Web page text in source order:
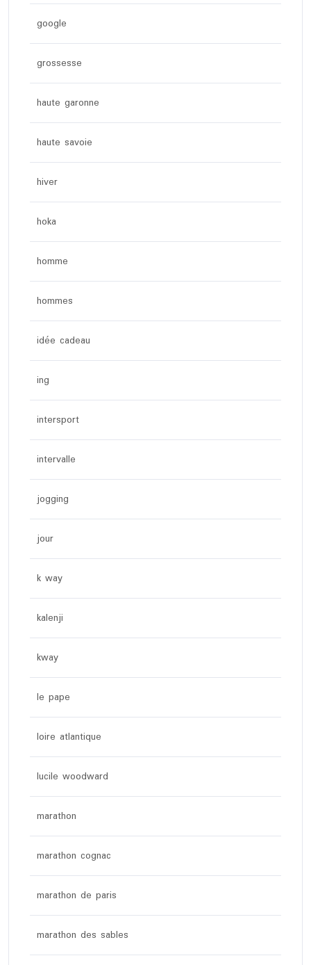
google
grossesse
haute garonne
haute savoie
hiver
hoka
homme
hommes
idée cadeau
ing
intersport
intervalle
jogging
jour
k way
kalenji
kway
le pape
loire atlantique
lucile woodward
marathon
marathon cognac
marathon de paris
marathon des sables